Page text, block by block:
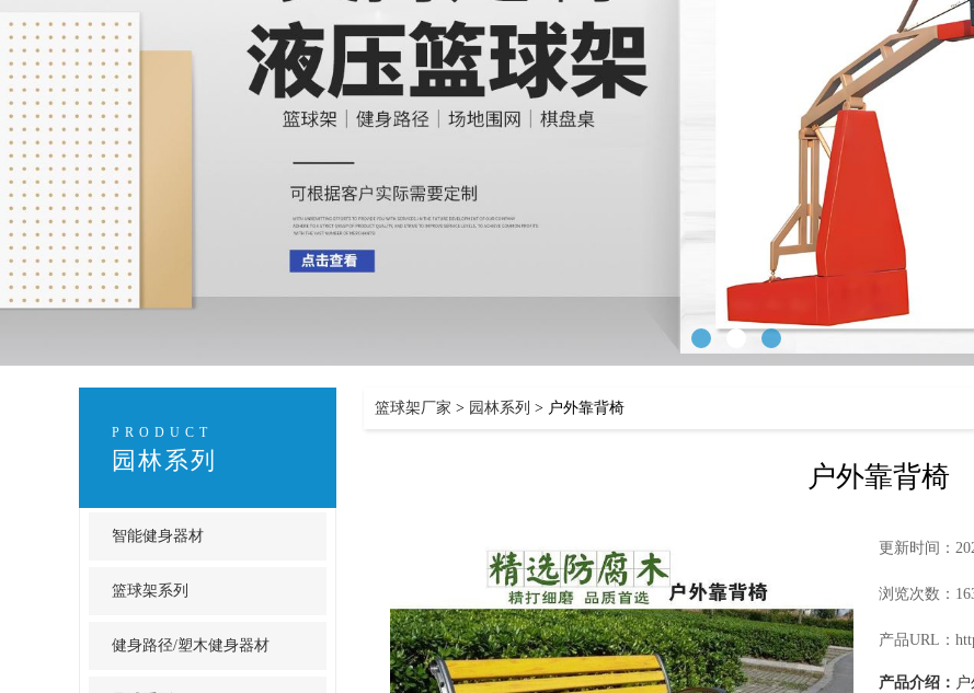
PRODUCT
园林系列
智能健身器材
篮球架系列
健身路径/塑木健身器材
篮球架厂家 > 园林系列 > 户外靠背椅
户外靠背椅
更新时间：
浏览次数：
产品URL：
产品介绍：